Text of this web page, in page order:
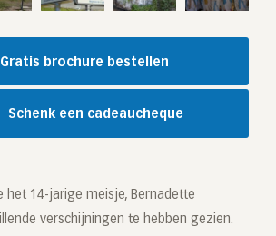
Gratis brochure bestellen
Schenk een cadeaucheque
het 14-jarige meisje, Bernadette
verschijningen te hebben gezien.